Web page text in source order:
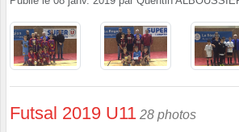
Futsal 2019 U11 28 photos